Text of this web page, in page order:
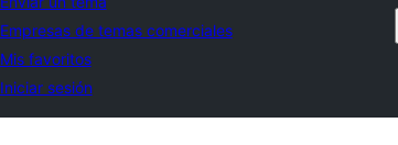
Empresas de temas comerciales
Mis favoritos
Iniciar sesión